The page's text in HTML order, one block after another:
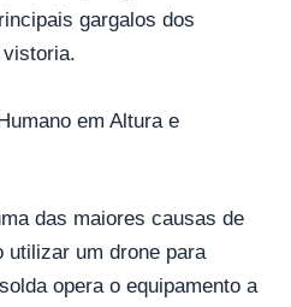
gargalos dos
em Altura e
das maiores causas de
utilizar um drone para
opera o equipamento a